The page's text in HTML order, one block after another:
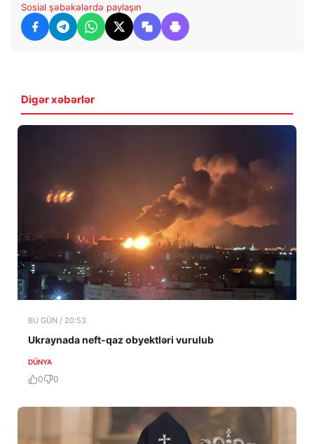
Sosial şəbəkələrdə paylaşın
Digər xəbərlər
BU GÜN / 20:53
Ukraynada neft-qaz obyektləri vurulub
DÜNYA
0 0